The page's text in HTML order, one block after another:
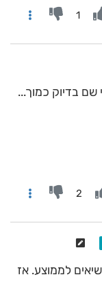
1
שם בדיוק כמוך...
2
שיאים לממוצע. אז